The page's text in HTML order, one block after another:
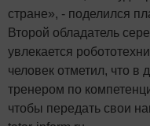
стране», - поделился
Второй обладатель
увлекается
человек отметил, что в
тренером по
чтобы передать свои